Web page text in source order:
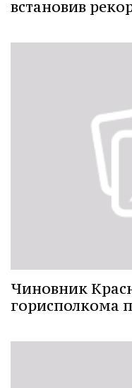
встановив
Чиновник
горисполкома